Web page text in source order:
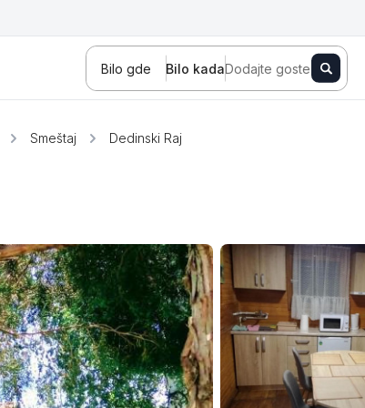
Bilo gde Bilo kadaDodajte goste
Banja Koviljača Sokobanja Fruška gora
Tara Stara planina Banja Vrujci
Kragujevac Ždrelo Golubac
Bajina Bašta Kraljevo Jagodina
Smeštaj Dedinski Raj